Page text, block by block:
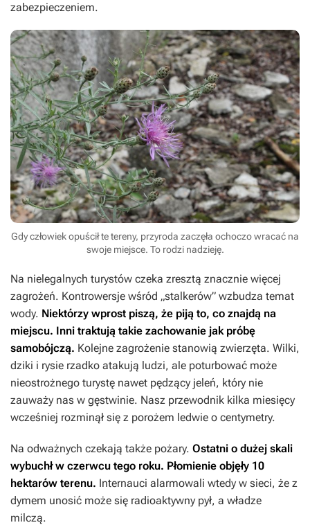
zabezpieczeniem.
Gdy człowiek opuścił te tereny, przyroda zaczęła ochoczo wracać na
swoje miejsce. To rodzi nadzieję.
Na nielegalnych turystów czeka zresztą znacznie więcej
zagrożeń. Kontrowersje wśród „stalkerów” wzbudza temat
wody. Niektórzy wprost piszą, że piją to, co znajdą na
miejscu. Inni traktują takie zachowanie jak próbę
samobójczą. Kolejne zagrożenie stanowią zwierzęta. Wilki,
dziki i rysie rzadko atakują ludzi, ale poturbować może
nieostrożnego turystę nawet pędzący jeleń, który nie
zauważy nas w gęstwinie. Nasz przewodnik kilka miesięcy
wcześniej rozminął się z porożem ledwie o centymetry.
Na odważnych czekają także pożary. Ostatni o dużej skali
wybuchł w czerwcu tego roku. Płomienie objęły 10
hektarów terenu. Internauci alarmowali wtedy w sieci, że z
dymem unosić może się radioaktywny pył, a władze
milczą.